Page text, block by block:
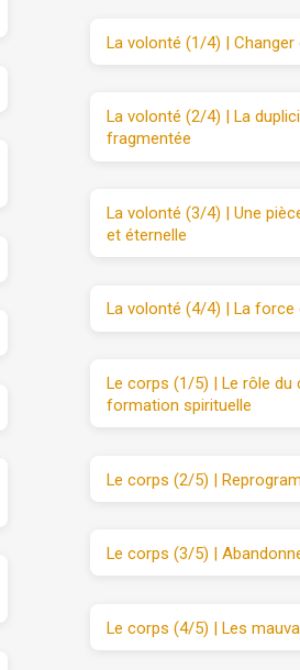
La volonté (1/4) | Changer
La volonté (2/4) | La
fragmentée
La volonté (3/4) | Une
et éternelle
La volonté (4/4) | La force
Le corps (1/5) | Le rôle du
formation spirituelle
Le corps (2/5) |
Le corps (3/5) |
Le corps (4/5) | Les